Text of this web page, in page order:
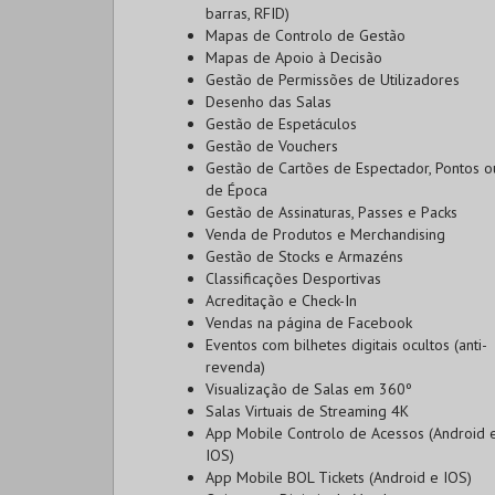
barras, RFID)
Mapas de Controlo de Gestão
Mapas de Apoio à Decisão
Gestão de Permissões de Utilizadores
Desenho das Salas
Gestão de Espetáculos
Gestão de Vouchers
Gestão de Cartões de Espectador, Pontos
de Época
Gestão de Assinaturas, Passes e Packs
Venda de Produtos e Merchandising
Gestão de Stocks e Armazéns
Classificações Desportivas
Acreditação e Check-In
Vendas na página de Facebook
Eventos com bilhetes digitais ocultos (anti-
revenda)
Visualização de Salas em 360º
Salas Virtuais de Streaming 4K
App Mobile Controlo de Acessos (Android
IOS)
App Mobile BOL Tickets (Android e IOS)